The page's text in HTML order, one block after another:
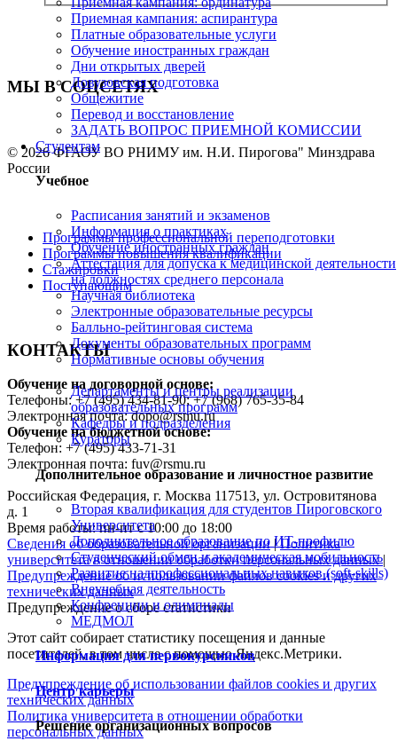
Приемная кампания: аспирантура
Платные образовательные услуги
Обучение иностранных граждан
Дни открытых дверей
Довузовская подготовка
Общежитие
Перевод и восстановление
ЗАДАТЬ ВОПРОС ПРИЕМНОЙ КОМИССИИ
Студентам
Учебное
Расписания занятий и экзаменов
Информация о практиках
Обучение иностранных граждан
Аттестация для допуска к медицинской деятельности
на должностях среднего персонала
Научная библиотека
Электронные образовательные ресурсы
Балльно-рейтинговая система
Документы образовательных программ
Нормативные основы обучения
Департаменты и центры реализации
образовательных программ
Кафедры и подразделения
Кураторы
Дополнительное образование и личностное развитие
Вторая квалификация для студентов Пироговского
Университета
Дополнительное образование по ИТ-профилю
Студенческий обмен и академическая мобильность
Развитие надпрофессиональных навыков (soft-skills)
Внеучебная деятельность
Конфренции и олимпиады
МЕДМОЛ
Информация для первокурсников
Центр карьеры
Решение организационных вопросов
МЫ В СОЦСЕТЯХ
© 2026 ФГАОУ ВО РНИМУ им. Н.И. Пирогова" Минздрава
России
Программы профессиональной переподготовки
Программы повышения квалификации
Стажировки
Поступающим
КОНТАКТЫ
Обучение на договорной основе:
Телефоны: +7 (495) 434-81-90; +7 (968) 765-35-84
Электронная почта: dopo@rsmu.ru
Обучение на бюджетной основе:
Телефон: +7 (495) 433-71-31
Электронная почта: fuv@rsmu.ru
Российская Федерация, г. Москва 117513, ул. Островитянова
д. 1
Время работы: пн-пт с 10:00 до 18:00
Сведения об образовательной организации|Политика
университета в отношении обработки персональных данных|
Предупреждение об использовании файлов cookies и других
технических данных
Предупреждение о сборе статистики
Этот сайт собирает статистику посещения и данные
посетителей, в том числе с помощью Яндекс.Метрики.
Предупреждение об использовании файлов cookies и других
технических данных
Политика университета в отношении обработки
персональных данных